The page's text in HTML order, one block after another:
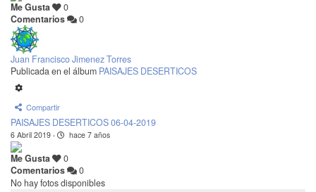
Me Gusta
0
Comentarios
0
Juan Francisco Jimenez Torres
Publicada en el álbum PAISAJES DESERTICOS
Compartir
PAISAJES DESERTICOS 06-04-2019
6 Abril 2019 · hace 7 años
Me Gusta
0
Comentarios
0
No hay fotos disponibles